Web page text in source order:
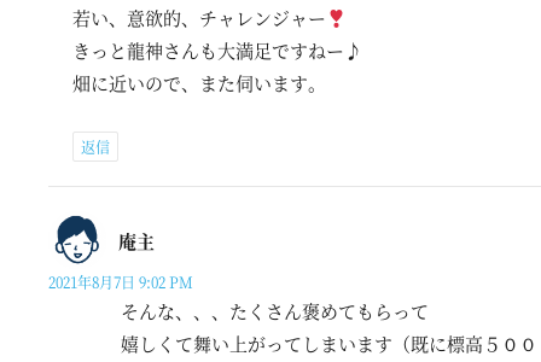
若い、意欲的、チャレンジャー
きっと龍神さんも大満足ですねー♪
畑に近いので、また伺います。
返信
庵主
2021年8月7日 9:02 PM
そんな、、、たくさん褒めてもらって
嬉しくて舞い上がってしまいます（既に標高５００